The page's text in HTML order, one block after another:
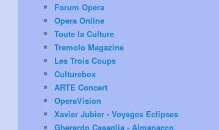
Forum Opera
Opera Online
Toute la Culture
Tremolo Magazine
Les Trois Coups
Culturebox
ARTE Concert
OperaVision
Xavier Jubier - Voyages Eclipses
Gherardo Casaglia - Almanacco